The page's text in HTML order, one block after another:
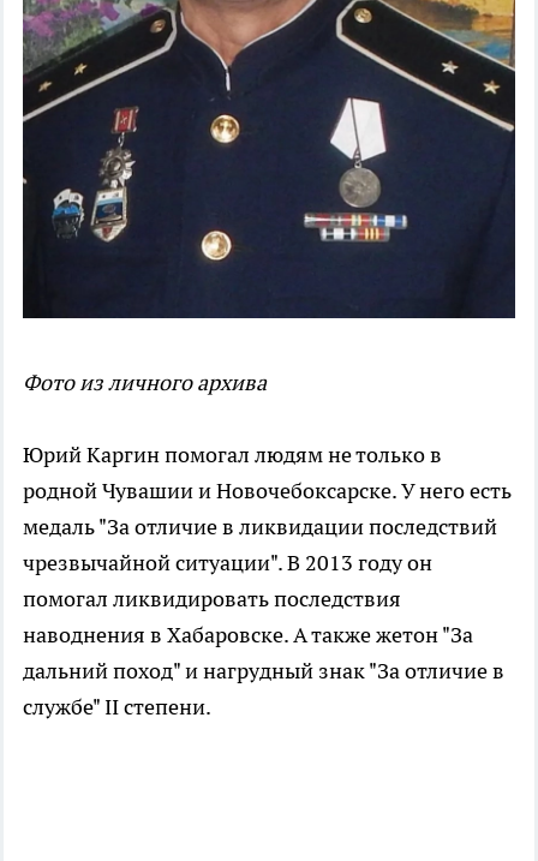
Фото из личного архива
Юрий Каргин помогал людям не только в
родной Чувашии и Новочебоксарске. У него есть
медаль "За отличие в ликвидации последствий
чрезвычайной ситуации". В 2013 году он
помогал ликвидировать последствия
наводнения в Хабаровске. А также жетон "За
дальний поход" и нагрудный знак "За отличие в
службе" II степени.